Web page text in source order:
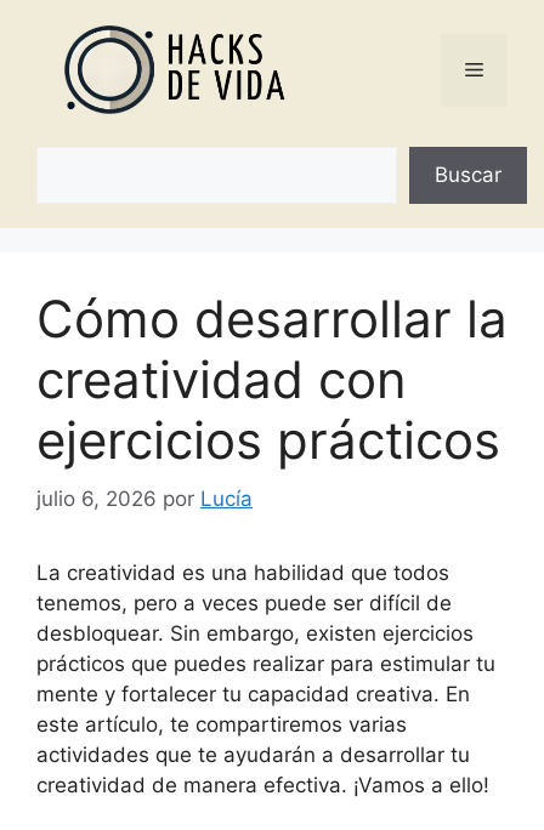
contenido
Menú
Buscar
Cómo desarrollar la
creatividad con
ejercicios prácticos
julio 6, 2026 por Lucía
La creatividad es una habilidad que todos
tenemos, pero a veces puede ser difícil de
desbloquear. Sin embargo, existen ejercicios
prácticos que puedes realizar para estimular tu
mente y fortalecer tu capacidad creativa. En
este artículo, te compartiremos varias
actividades que te ayudarán a desarrollar tu
creatividad de manera efectiva. ¡Vamos a ello!